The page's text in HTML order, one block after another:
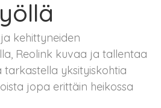
yöllä
kehittyneiden
Reolink kuvaa ja tallentaa
yksityiskohtia
jopa erittäin heikossa